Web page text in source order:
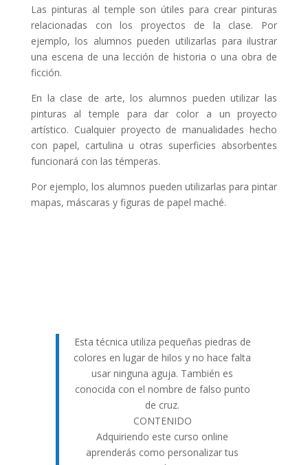
Las pinturas al temple son útiles para crear pinturas
relacionadas con los proyectos de la clase. Por
ejemplo, los alumnos pueden utilizarlas para ilustrar
una escena de una lección de historia o una obra de
ficción.
En la clase de arte, los alumnos pueden utilizar las
pinturas al temple para dar color a un proyecto
artístico. Cualquier proyecto de manualidades hecho
con papel, cartulina u otras superficies absorbentes
funcionará con las témperas.
Por ejemplo, los alumnos pueden utilizarlas para pintar
mapas, máscaras y figuras de papel maché.
Esta técnica utiliza pequeñas piedras de
colores en lugar de hilos y no hace falta
usar ninguna aguja. También es
conocida con el nombre de falso punto
de cruz.
CONTENIDO
Adquiriendo este curso online
aprenderás como personalizar tus